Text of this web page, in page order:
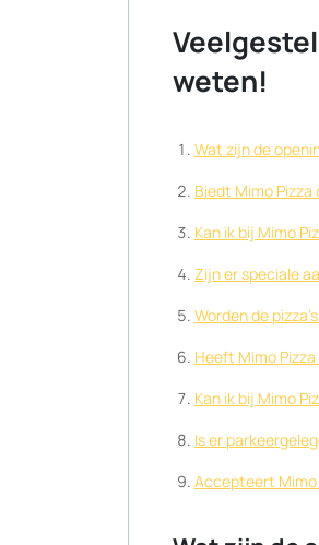
weten!
Wat zijn de
Biedt Mimo
Kan ik bij Mimo
Zijn er speciale
Worden de
Heeft Mimo
Kan ik bij Mimo
Is er
Accepteert